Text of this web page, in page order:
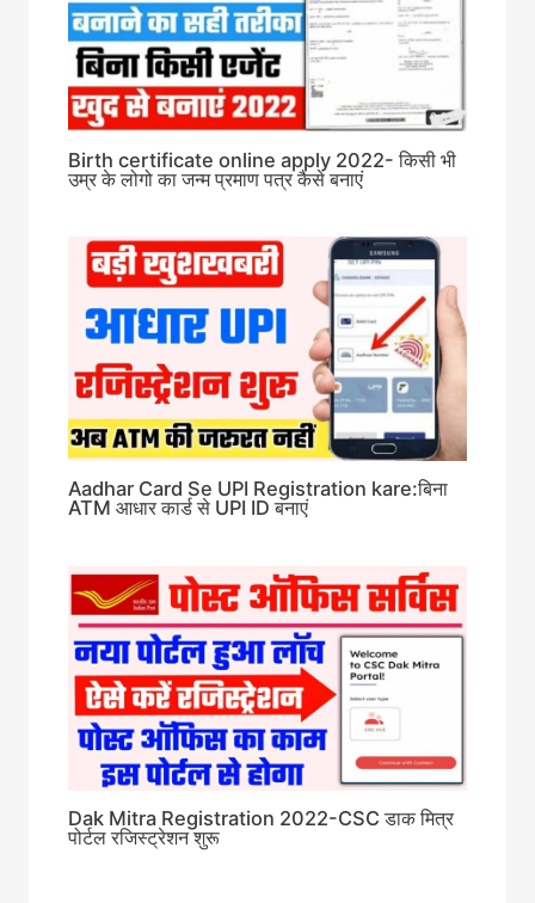
Birth certificate online apply 2022- किसी भी
उम्र के लोगो का जन्म प्रमाण पत्र कैसे बनाएं
Aadhar Card Se UPI Registration kare:बिना
ATM आधार कार्ड से UPI ID बनाएं
Dak Mitra Registration 2022-CSC डाक मित्र
पोर्टल रजिस्ट्रेशन शुरू